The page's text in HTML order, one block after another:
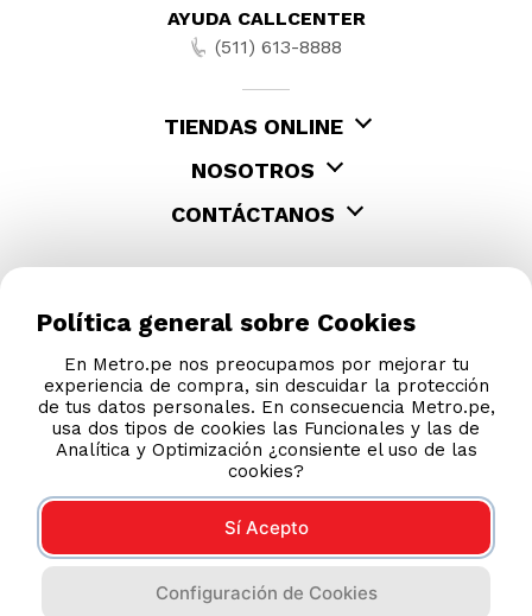
AYUDA CALLCENTER
(511) 613-8888
TIENDAS ONLINE
NOSOTROS
CONTÁCTANOS
COMPRAS 100% SEGURAS
Esta tienda usa Niubiz para realizar transacciones
Política general sobre Cookies
En Metro.pe nos preocupamos por mejorar tu
experiencia de compra, sin descuidar la protección
de tus datos personales. En consecuencia Metro.pe,
usa dos tipos de cookies las Funcionales y las de
Analítica y Optimización ¿consiente el uso de las
cookies?
Sí Acepto
Configuración de Cookies